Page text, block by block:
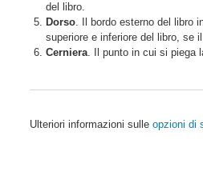
del libro.
Dorso. Il bordo esterno del libro
superiore e inferiore del libro, se
Cerniera. Il punto in cui si piega
Ulteriori informazioni sulle opzioni di